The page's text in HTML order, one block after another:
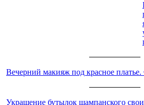
Вечерний макияж под красное
Украшение бутылок шампанского